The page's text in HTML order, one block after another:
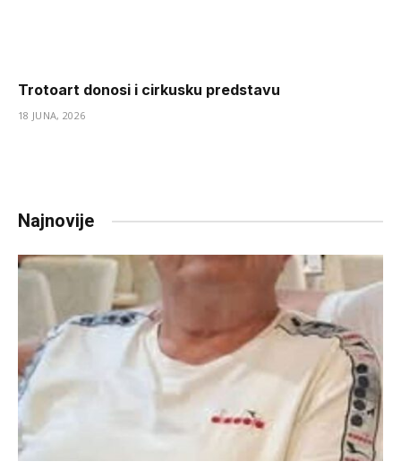
Trotoart donosi i cirkusku predstavu
18 JUNA, 2026
Najnovije